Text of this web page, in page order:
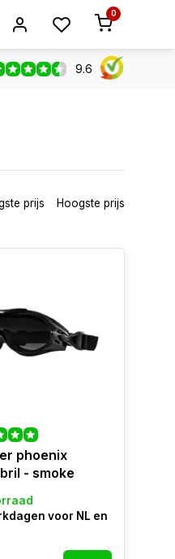
0
VANAF €150 BESTEL
9.6
prijs Hoogste prijs
phoenix
- smoke
voor NL en